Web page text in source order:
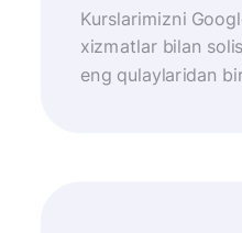
Kurslarimizni
xizmatlar bilan
eng qulaylaridan